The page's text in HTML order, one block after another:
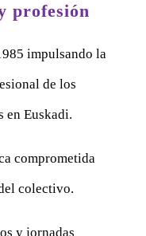
profesión
impulsando la
de los
en Euskadi.
comprometida
colectivo.
y jornadas